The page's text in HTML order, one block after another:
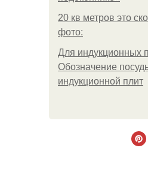
20 кв метров это
фото:
Для индукционных
Обозначение
индукционной плит